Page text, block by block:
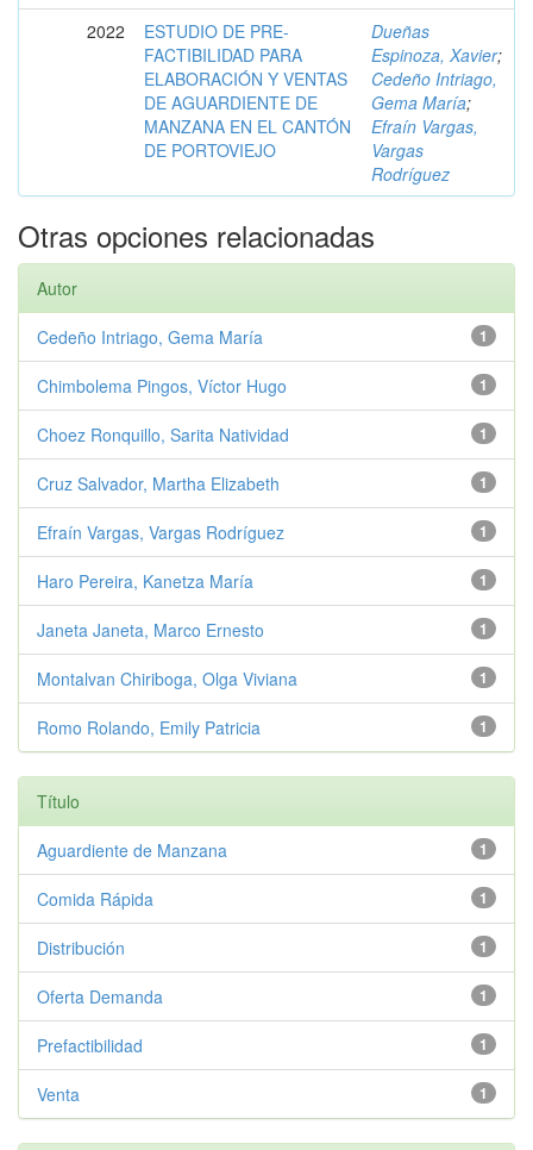
2022
ESTUDIO DE PRE-
FACTIBILIDAD PARA
ELABORACIÓN Y VENTAS
DE AGUARDIENTE DE
MANZANA EN EL CANTÓN
DE PORTOVIEJO
Dueñas
Espinoza, Xavier;
Cedeño Intriago,
Gema María;
Efraín Vargas,
Vargas
Rodríguez
Otras opciones relacionadas
Autor
1
Cedeño Intriago, Gema María
1
Chimbolema Pingos, Víctor Hugo
1
Choez Ronquillo, Sarita Natividad
1
Cruz Salvador, Martha Elizabeth
1
Efraín Vargas, Vargas Rodríguez
1
Haro Pereira, Kanetza María
1
Janeta Janeta, Marco Ernesto
1
Montalvan Chiriboga, Olga Viviana
1
Romo Rolando, Emily Patricia
Título
1
Aguardiente de Manzana
1
Comida Rápida
1
Distribución
1
Oferta Demanda
1
Prefactibilidad
1
Venta